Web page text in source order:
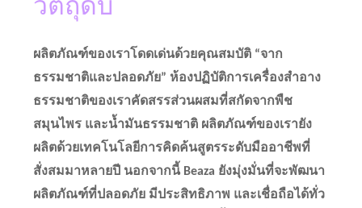
วัตถุดิบ
ผลิตภัณฑ์ของเราโดดเด่นด้วยคุณสมบัติ “จาก
ธรรมชาติและปลอดภัย” ห้องปฏิบัติการเครื่องสำอาง
ธรรมชาติของเราคัดสรรส่วนผสมที่สกัดจากพืช
สมุนไพร และน้ำมันธรรมชาติ ผลิตภัณฑ์ของเรายัง
ผลิตด้วยเทคโนโลยีการคิดค้นสูตรระดับมืออาชีพที่
สั่งสมมาหลายปี นอกจากนี้ Beaza ยังมุ่งมั่นที่จะพัฒนา
ผลิตภัณฑ์ที่ปลอดภัย มีประสิทธิภาพ และเชื่อถือได้ทั่ว